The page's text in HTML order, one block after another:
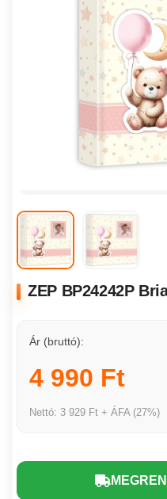
ZEP BP24242P
Ár (bruttó):
4 990 Ft
Nettó: 3 929 Ft + ÁFA (27%)